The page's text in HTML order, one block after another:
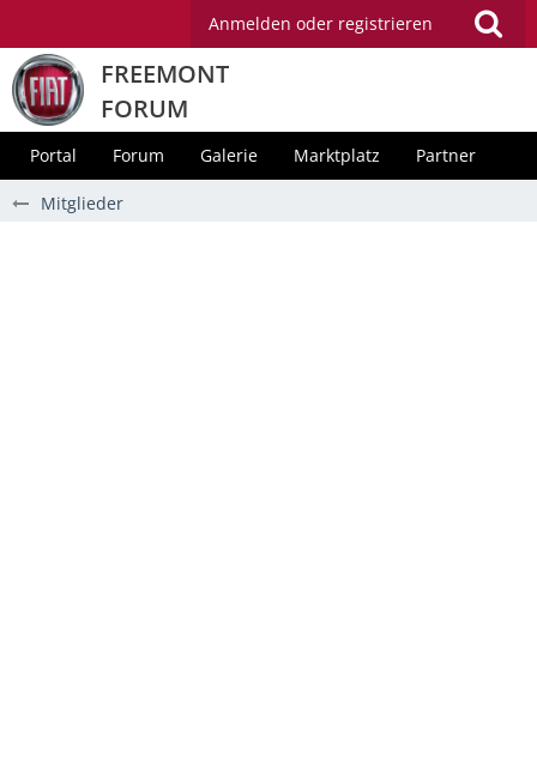
Anmelden oder registrieren
FREEMONT
FORUM
Portal Forum Galerie Marktplatz Partner
Mitglieder